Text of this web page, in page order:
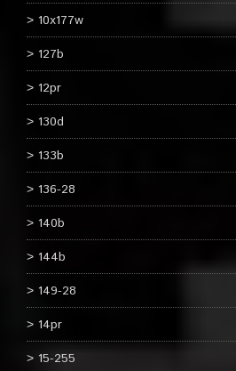
10x177w
127b
12pr
130d
133b
136-28
140b
144b
149-28
14pr
15-255